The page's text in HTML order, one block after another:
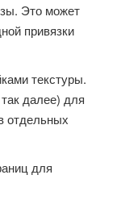
Это может
привязки
текстуры.
далее) для
отдельных
для